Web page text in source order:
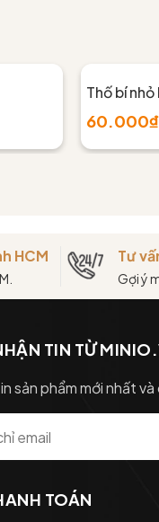
Thố bí
60.000₫
HCM Tư
Gợi ý
TIN TỪ
sản phẩm mới nhất
TOÁN